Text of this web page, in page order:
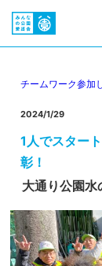
チームワーク参加
2024/1/29
1人でスター
彰！
大通り公園水